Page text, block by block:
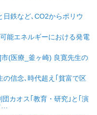
鉄など､CO2からポリウ
能エネルギーにおける発電
(医療_釜ヶ崎) 良寛先生の
信念､時代超え｢貧富で区
カオス｢教育・研究｣と｢演